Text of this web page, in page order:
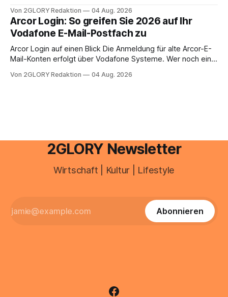
abwesenheiten und die gesamte kommunikation rund um
Ihr personal digital zu organisieren. In diesem Leitfaden
erfahren Sie alles, was Sie für einen reibungslosen Einstieg
brauchen, von der Registrierung
Von 2GLORY Redaktion 04 Aug. 2026
Arcor Login: So greifen Sie 2026 auf Ihr
Vodafone E-Mail-Postfach zu
Arcor Login auf einen Blick Die Anmeldung für alte Arcor-E-
Mail-Konten erfolgt über Vodafone Systeme. Wer noch eine
besitzt, loggt sich heute über das Vodafone E-Mail & Cloud
Von 2GLORY Redaktion 04 Aug. 2026
2GLORY Newsletter
Wirtschaft | Kultur | Lifestyle
Abonnieren